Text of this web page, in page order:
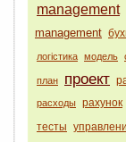
management
management
логістика модель
план проект
расходы рахунок
тесты